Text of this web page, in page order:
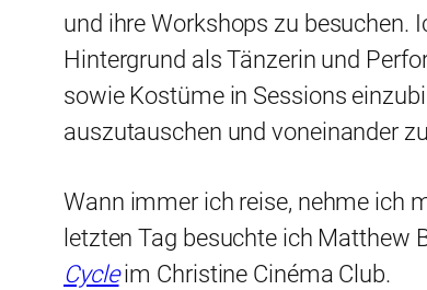
und ihre Workshops zu besuchen.
Hintergrund als Tänzerin und
sowie Kostüme in Sessions
auszutauschen und voneinander
Wann immer ich reise, nehme ich
letzten Tag besuchte ich Matthew
Cycleim Christine Cinéma Club.